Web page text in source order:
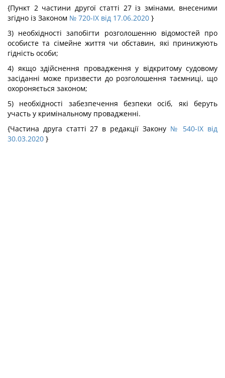
{Пункт 2 частини другої статті 27 із змінами, внесеними
згідно із Законом № 720-IX від 17.06.2020 }
3) необхідності запобігти розголошенню відомостей про
особисте та сімейне життя чи обставин, які принижують
гідність особи;
4) якщо здійснення провадження у відкритому судовому
засіданні може призвести до розголошення таємниці, що
охороняється законом;
5) необхідності забезпечення безпеки осіб, які беруть
участь у кримінальному провадженні.
{Частина друга статті 27 в редакції Закону № 540-IX від
30.03.2020 }